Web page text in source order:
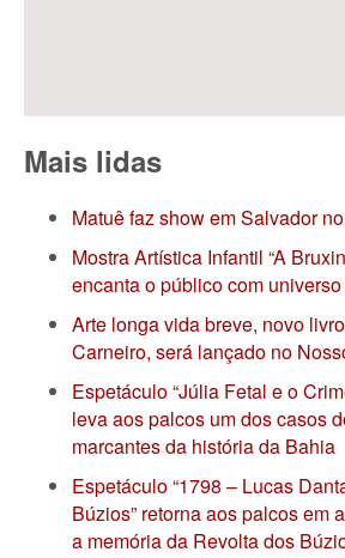
Mais lidas
Matuê faz show em Salvador
Mostra Artística Infantil “A
encanta o público com
Arte longa vida breve, novo
Carneiro, será lançado no
Espetáculo “Júlia Fetal e o
leva aos palcos um dos casos
marcantes da história da Bahia
Espetáculo “1798 – Lucas
Búzios” retorna aos palcos em
a memória da Revolta dos